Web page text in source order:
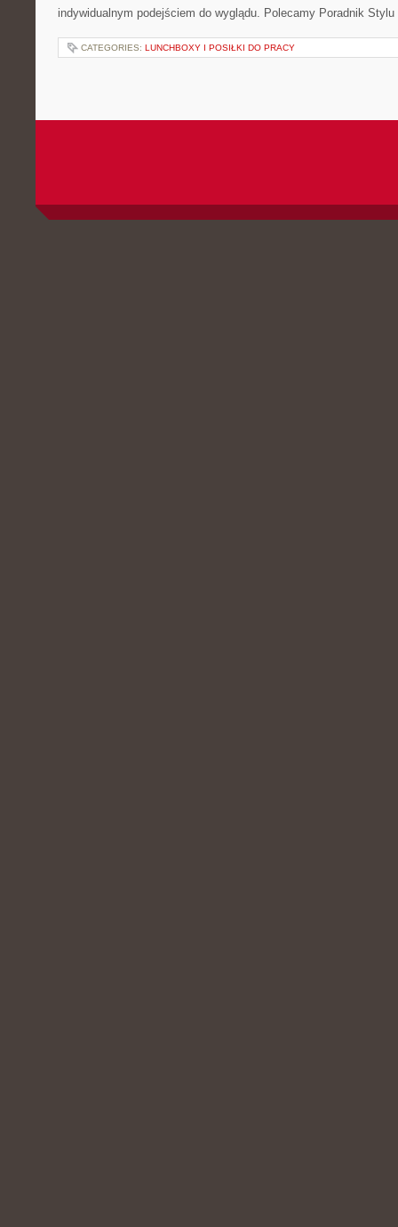
indywidualnym podejściem do wyglądu. Polecamy Poradnik
CATEGORIES: LUNCHBOXY I POSIŁKI DO PRACY